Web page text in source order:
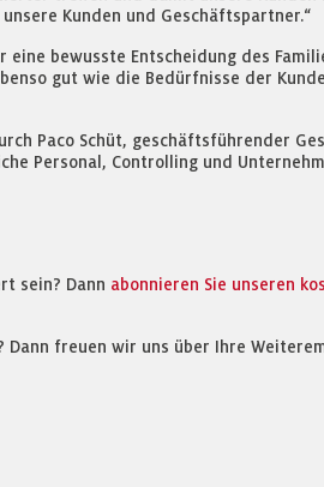
Kunden und Geschäftspartner.“
eine bewusste Entscheidung des
gut wie die Bedürfnisse der
Paco Schüt, geschäftsführender
Personal, Controlling und
sein? Dann abonnieren Sie unseren
Dann freuen wir uns über Ihre